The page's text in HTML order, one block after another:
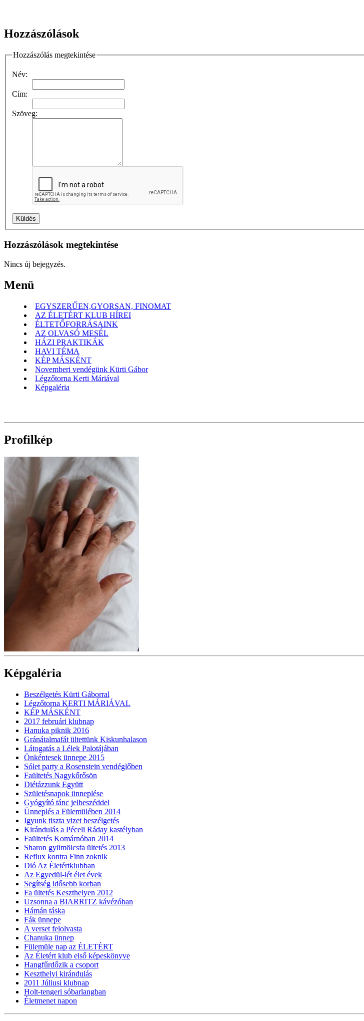
Hozzászólások
Hozzászólás megtekintése
Név:
Cím:
Szöveg:
Hozzászólások megtekintése
Nincs új bejegyzés.
Menü
EGYSZERŰEN,GYORSAN, FINOMAT
AZ ÉLETÉRT KLUB HÍREI
ÉLTETŐFORRÁSAINK
AZ OLVASÓ MESÉL
HÁZI PRAKTIKÁK
HAVI TÉMA
KÉP MÁSKÉNT
Novemberi vendégünk Kürti Gábor
Légzőtorna Kerti Máriával
Képgaléria
Profilkép
Képgaléria
Beszélgetés Kürti Gáborral
Légzőtorna KERTI MÁRIÁVAL
KÉP MÁSKÉNT
2017 februári klubnap
Hanuka piknik 2016
Gránátalmafát ültettünk Kiskunhalason
Látogatás a Lélek Palotájában
Önkéntesek ünnepe 2015
Sólet party a Rosenstein vendéglőben
Faültetés Nagykőrősön
Diétázzunk Együtt
Születésnapok ünneplése
Gyógyító tánc jelbeszéddel
Ünneplés a Fülemülében 2014
Igyunk tiszta vizet beszélgetés
Kirándulás a Péceli Ráday kastélyban
Faültetés Komárnóban 2014
Sharon gyümölcsfa ültetés 2013
Reflux kontra Finn zoknik
Dió Az Életértklubban
Az Egyedül-lét élet évek
Segítség idősebb korban
Fa ültetés Keszthelyen 2012
Uzsonna a BIARRITZ kávézóban
Hámán táska
Fák ünnepe
A verset felolvasta
Chanuka ünnep
Fülemüle nap az ÉLETÉRT
Az Életért klub első képeskönyve
Hangfűrdőzik a csoport
Keszthelyi kirándulás
2011 Júliusi klubnap
Holt-tengeri sóbarlangban
Életmenet napon